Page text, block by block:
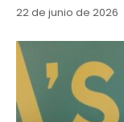
22 de junio de 2026